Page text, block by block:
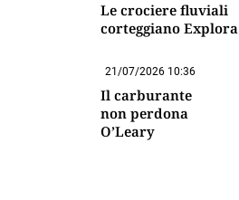
Le crociere fluviali
corteggiano Explora
21/07/2026 10:36
Il carburante
non perdona
O’Leary